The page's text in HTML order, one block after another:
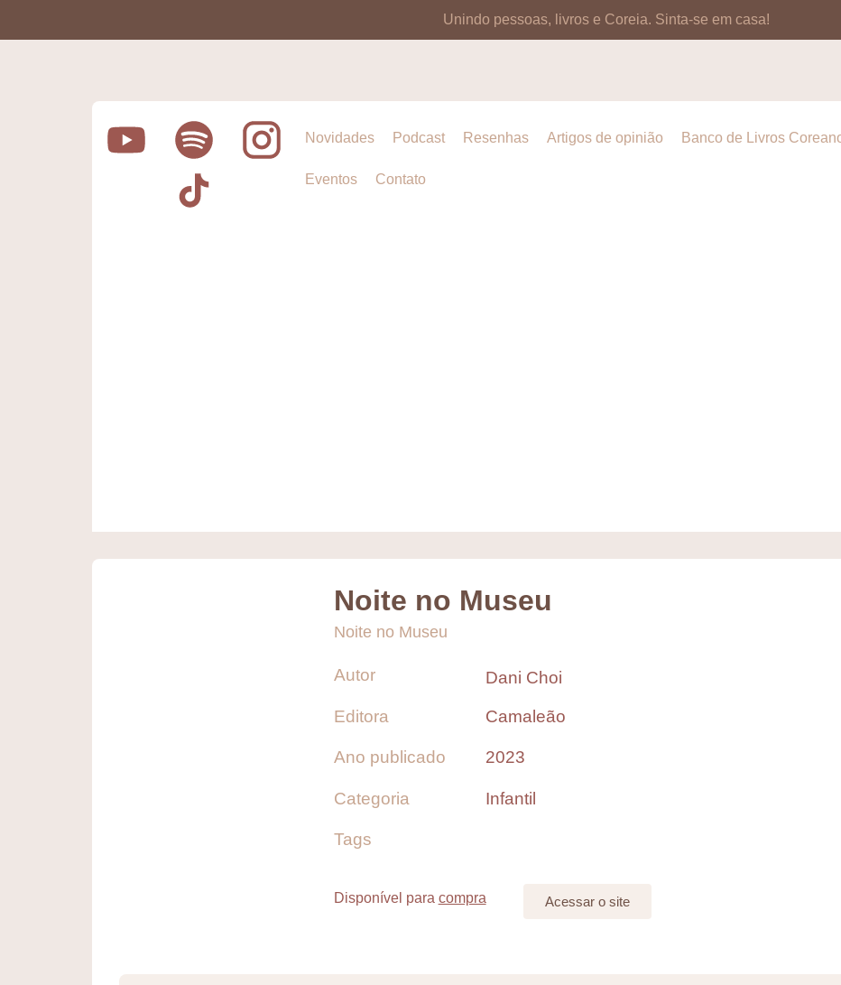
Unindo pessoas, livros e Coreia. Sinta-se em casa!
Novidades Podcast Resenhas Artigos de opinião Banco de Livros
Eventos Contato
Noite no Museu
Noite no Museu
Autor Dani Choi
Editora Camaleão
Ano publicado 2023
Categoria Infantil
Tags
Disponível para compra Acessar o site